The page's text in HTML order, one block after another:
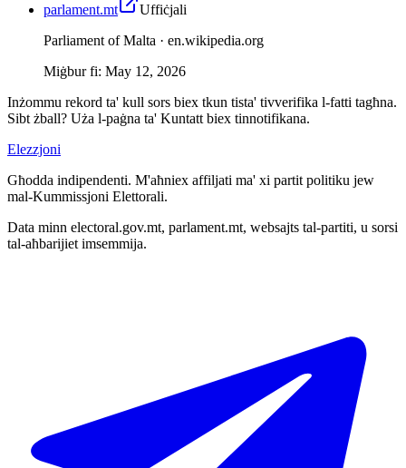
parlament.mt
Uffiċjali
Parliament of Malta · en.wikipedia.org
Miġbur fi: May 12, 2026
Inżommu rekord ta' kull sors biex tkun tista' tivverifika l-fatti tagħna.
Sibt żball? Uża l-paġna ta' Kuntatt biex tinnotifikana.
Elezzjoni
Għodda indipendenti. M'aħniex affiljati ma' xi partit politiku jew
mal-Kummissjoni Elettorali.
Data minn electoral.gov.mt, parlament.mt, websajts tal-partiti, u sorsi
tal-aħbarijiet imsemmija.